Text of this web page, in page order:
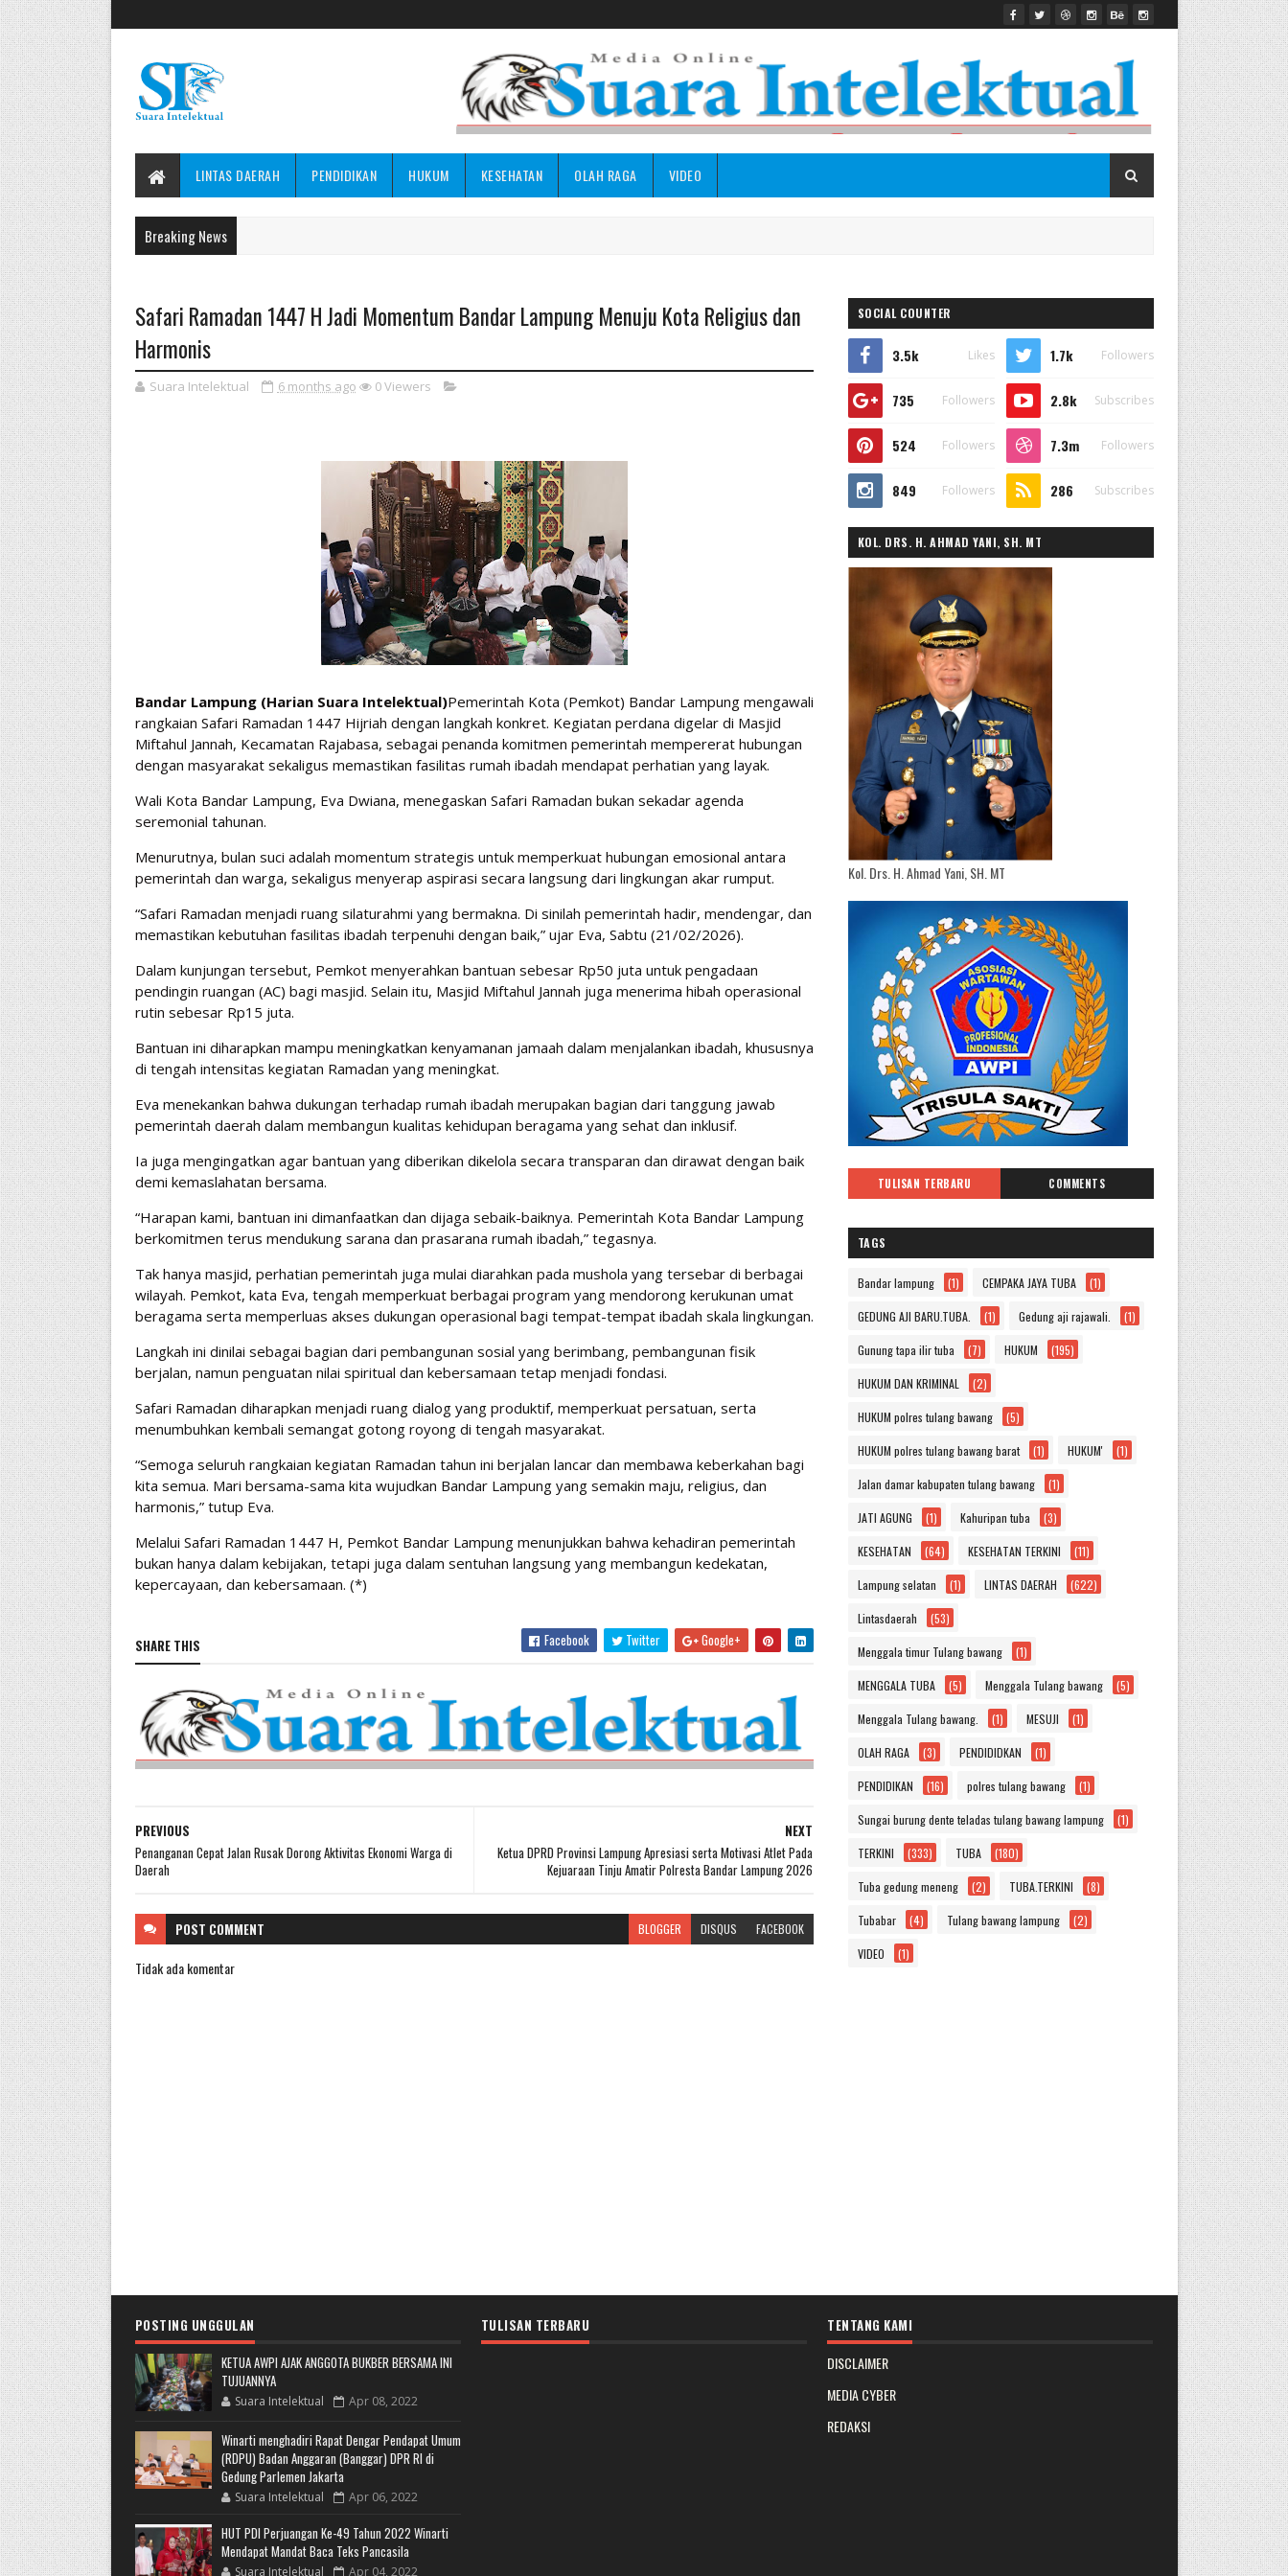
LINTAS DAERAH PENDIDIKAN HUKUM KESEHATAN OLAH RAGA VIDEO
Breaking News
Safari Ramadan 1447 H Jadi Momentum Bandar Lampung Menuju Kota Religius dan
Harmonis
Suara Intelektual 6 months ago 0Viewers
Bandar Lampung (Harian Suara Intelektual)Pemerintah Kota (Pemkot) Bandar Lampung mengawali
rangkaian Safari Ramadan 1447 Hijriah dengan langkah konkret. Kegiatan perdana digelar di Masjid
Miftahul Jannah, Kecamatan Rajabasa, sebagai penanda komitmen pemerintah mempererat hubungan
dengan masyarakat sekaligus memastikan fasilitas rumah ibadah mendapat perhatian yang layak.
Wali Kota Bandar Lampung, Eva Dwiana, menegaskan Safari Ramadan bukan sekadar agenda
seremonial tahunan.
Menurutnya, bulan suci adalah momentum strategis untuk memperkuat hubungan emosional antara
pemerintah dan warga, sekaligus menyerap aspirasi secara langsung dari lingkungan akar rumput.
“Safari Ramadan menjadi ruang silaturahmi yang bermakna. Di sinilah pemerintah hadir, mendengar, dan
memastikan kebutuhan fasilitas ibadah terpenuhi dengan baik,” ujar Eva, Sabtu (21/02/2026).
Dalam kunjungan tersebut, Pemkot menyerahkan bantuan sebesar Rp50 juta untuk pengadaan
pendingin ruangan (AC) bagi masjid. Selain itu, Masjid Miftahul Jannah juga menerima hibah operasional
rutin sebesar Rp15 juta.
Bantuan ini diharapkan mampu meningkatkan kenyamanan jamaah dalam menjalankan ibadah, khususnya
di tengah intensitas kegiatan Ramadan yang meningkat.
Eva menekankan bahwa dukungan terhadap rumah ibadah merupakan bagian dari tanggung jawab
pemerintah daerah dalam membangun kualitas kehidupan beragama yang sehat dan inklusif.
Ia juga mengingatkan agar bantuan yang diberikan dikelola secara transparan dan dirawat dengan baik
demi kemaslahatan bersama.
“Harapan kami, bantuan ini dimanfaatkan dan dijaga sebaik-baiknya. Pemerintah Kota Bandar Lampung
berkomitmen terus mendukung sarana dan prasarana rumah ibadah,” tegasnya.
Tak hanya masjid, perhatian pemerintah juga mulai diarahkan pada mushola yang tersebar di berbagai
wilayah. Pemkot, kata Eva, tengah memperkuat berbagai program yang mendorong kerukunan umat
beragama serta memperluas akses dukungan operasional bagi tempat-tempat ibadah skala lingkungan.
Langkah ini dinilai sebagai bagian dari pembangunan sosial yang berimbang, pembangunan fisik
berjalan, namun penguatan nilai spiritual dan kebersamaan tetap menjadi fondasi.
Safari Ramadan diharapkan menjadi ruang dialog yang produktif, memperkuat persatuan, serta
menumbuhkan kembali semangat gotong royong di tengah masyarakat.
“Semoga seluruh rangkaian kegiatan Ramadan tahun ini berjalan lancar dan membawa keberkahan bagi
kita semua. Mari bersama-sama kita wujudkan Bandar Lampung yang semakin maju, religius, dan
harmonis,” tutup Eva.
Melalui Safari Ramadan 1447 H, Pemkot Bandar Lampung menunjukkan bahwa kehadiran pemerintah
bukan hanya dalam kebijakan, tetapi juga dalam sentuhan langsung yang membangun kedekatan,
kepercayaan, dan kebersamaan. (*)
SHARE THIS Facebook Twitter Google+
NEXT
Ketua DPRD Provinsi Lampung Apresiasi serta Motivasi Atlet Pada
Kejuaraan Tinju Amatir Polresta Bandar Lampung 2026
PREVIOUS
Penanganan Cepat Jalan Rusak Dorong Aktivitas Ekonomi Warga di
Daerah
POST COMMENT BLOGGER DISQUS FACEBOOK
Tidak ada komentar
SOCIAL COUNTER
3.5k Likes 1.7k Followers
735 Followers 2.8k Subscribes
524 Followers 7.3m Followers
849 Followers 286 Subscribes
KOL. DRS. H. AHMAD YANI, SH. MT
Kol. Drs. H. Ahmad Yani, SH. MT
TULISAN TERBARU COMMENTS
TAGS
Bandar lampung (1) CEMPAKA JAYA TUBA (1)
GEDUNG AJI BARU.TUBA. (1) Gedung aji rajawali. (1)
Gunung tapa ilir tuba (7) HUKUM (195)
HUKUM DAN KRIMINAL (2)
HUKUM polres tulang bawang (5)
HUKUM polres tulang bawang barat (1) HUKUM' (1)
Jalan damar kabupaten tulang bawang (1)
JATI AGUNG (1) Kahuripan tuba (3)
KESEHATAN (64) KESEHATAN TERKINI (11)
Lampung selatan (1) LINTAS DAERAH (622)
Lintasdaerah (53)
Menggala timur Tulang bawang (1)
MENGGALA TUBA (5) Menggala Tulang bawang (5)
Menggala Tulang bawang. (1) MESUJI (1)
OLAH RAGA (3) PENDIDIDKAN (1)
PENDIDIKAN (16) polres tulang bawang (1)
Sungai burung dente teladas tulang bawang lampung (1)
TERKINI (333) TUBA (180)
Tuba gedung meneng (2) TUBA.TERKINI (8)
Tubabar (4) Tulang bawang lampung (2)
VIDEO (1)
POSTING UNGGULAN
KETUA AWPI AJAK ANGGOTA BUKBER BERSAMA INI
TUJUANNYA
Suara Intelektual Apr 08, 2022
Winarti menghadiri Rapat Dengar Pendapat Umum
(RDPU) Badan Anggaran (Banggar) DPR RI di
Gedung Parlemen Jakarta
Suara Intelektual Apr 06, 2022
HUT PDI Perjuangan Ke-49 Tahun 2022 Winarti
Mendapat Mandat Baca Teks Pancasila
Suara Intelektual Apr 04, 2022
TULISAN TERBARU TENTANG KAMI
DISCLAIMER
MEDIA CYBER
REDAKSI